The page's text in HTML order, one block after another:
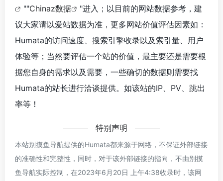
""Chinaz数据
"进入；以目前的网站数据参考，建
议大家请以爱站数据为准，更多网站价值评估因素如：
Humata的访问速度、搜索引擎收录以及索引量、用户
体验等；当然要评估一个站的价值，最主要还是需要根
据您自身的需求以及需要，一些确切的数据则需要找
Humata的站长进行洽谈提供。如该站的IP、PV、跳出
率等！
特别声明
本站别摸鱼导航提供的Humata都来源于网络，不保证外部链接
的准确性和完整性，同时，对于该外部链接的指向，不由别摸
鱼导航实际控制，在2023年6月20日 上午4:38收录时，该网